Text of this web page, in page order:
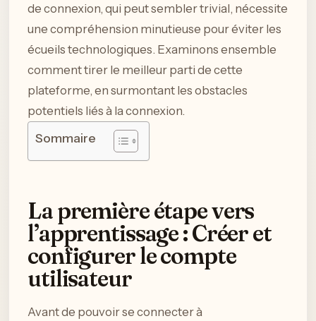
de connexion, qui peut sembler trivial, nécessite
une compréhension minutieuse pour éviter les
écueils technologiques. Examinons ensemble
comment tirer le meilleur parti de cette
plateforme, en surmontant les obstacles
potentiels liés à la connexion.
Sommaire
La première étape vers
l’apprentissage : Créer et
configurer le compte
utilisateur
Avant de pouvoir se connecter à